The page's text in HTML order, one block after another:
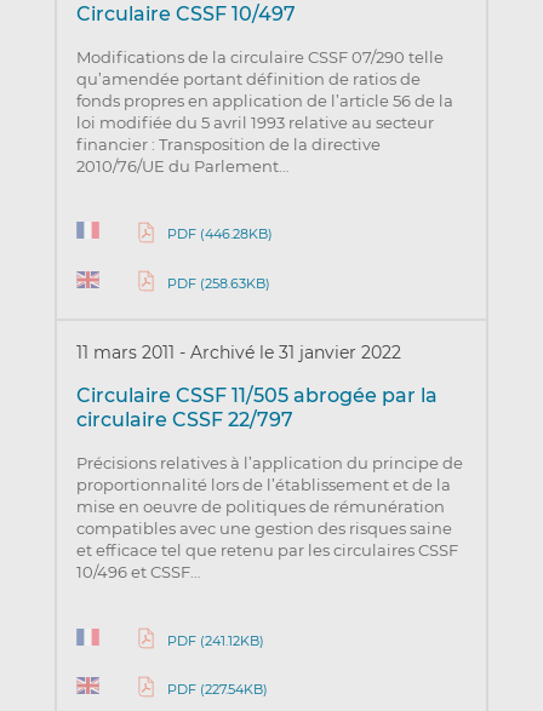
Circulaire CSSF 10/497
Modifications de la circulaire CSSF 07/290 telle
qu’amendée portant définition de ratios de
fonds propres en application de l’article 56 de la
loi modifiée du 5 avril 1993 relative au secteur
financier : Transposition de la directive
2010/76/UE du Parlement…
PDF (446.28KB)
PDF (258.63KB)
11 mars 2011 - Archivé le 31 janvier 2022
Circulaire CSSF 11/505 abrogée par la
circulaire CSSF 22/797
Précisions relatives à l’application du principe de
proportionnalité lors de l’établissement et de la
mise en oeuvre de politiques de rémunération
compatibles avec une gestion des risques saine
et efficace tel que retenu par les circulaires CSSF
10/496 et CSSF…
PDF (241.12KB)
PDF (227.54KB)